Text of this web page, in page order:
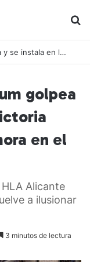
::Tenis de mesa – Alicante celebra la llamada de Ángel Buendía a la selección española
golpea
en el
Alicante
a ilusionar
3 minutos de lectura